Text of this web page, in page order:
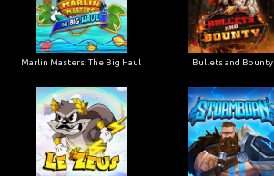
Marlin Masters: The Big Haul Bullets and Bounty